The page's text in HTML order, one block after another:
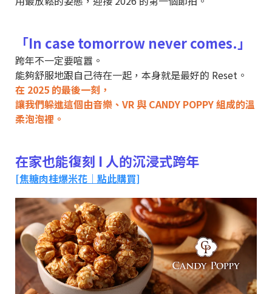
「In case tomorrow never comes.」
跨年不一定要喧囂。
能夠舒服地跟自己待在一起，本身就是最好的 Reset。
在 2025 的最後一刻，
讓我們躲進這個由音樂、VR 與 CANDY POPPY 組成的溫
柔泡泡裡。
在家也能復刻 I 人的沉浸式跨年
[焦糖肉桂爆米花｜點此購買]